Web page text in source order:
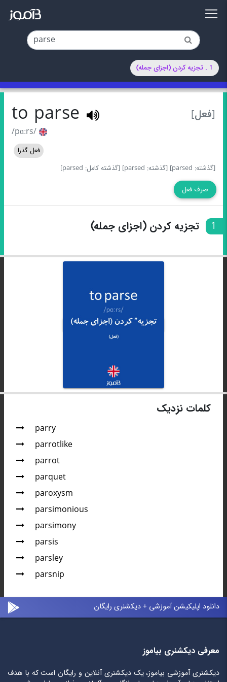
1 . تجزیه‌ کردن (اجزای جمله)
[فعل] to parse
/pɑːrs/
فعل گذرا
[گذشته: parsed]
[گذشته: parsed] [گذشته کامل: parsed]
صرف فعل
1 تجزیه‌ کردن (اجزای جمله)
کلمات نزدیک
parry
parrotlike
parrot
parquet
paroxysm
parsimonious
parsimony
parsis
parsley
parsnip
دانلود اپلیکیشن آموزشی + دیکشنری رایگان
معرفی دیکشنری بیاموز
دیکشنری آموزشی بیاموز، یک دیکشنری آنلاین و رایگان است که با هدف